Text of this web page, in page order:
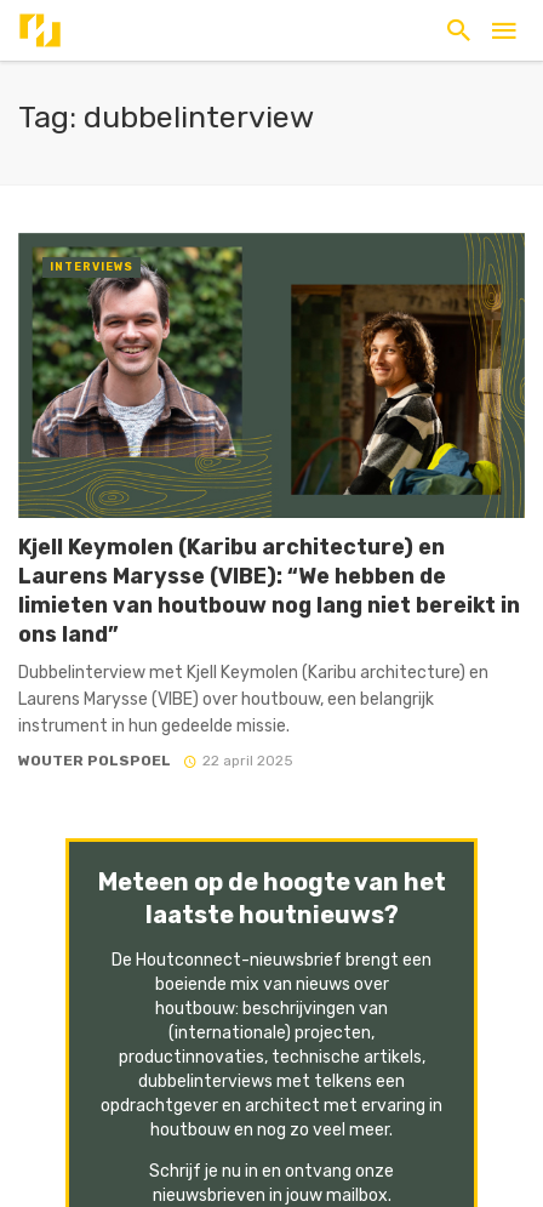
Tag: dubbelinterview
INTERVIEWS
Kjell Keymolen (Karibu architecture) en
Laurens Marysse (VIBE): “We hebben de
limieten van houtbouw nog lang niet bereikt in
ons land”
Dubbelinterview met Kjell Keymolen (Karibu architecture) en
Laurens Marysse (VIBE) over houtbouw, een belangrijk
instrument in hun gedeelde missie.
WOUTER POLSPOEL 22 april 2025
Meteen op de hoogte van het
laatste houtnieuws?
De Houtconnect-nieuwsbrief brengt een
boeiende mix van nieuws over
houtbouw: beschrijvingen van
(internationale) projecten,
productinnovaties, technische artikels,
dubbelinterviews met telkens een
opdrachtgever en architect met ervaring in
houtbouw en nog zo veel meer.
Schrijf je nu in en ontvang onze
nieuwsbrieven in jouw mailbox.